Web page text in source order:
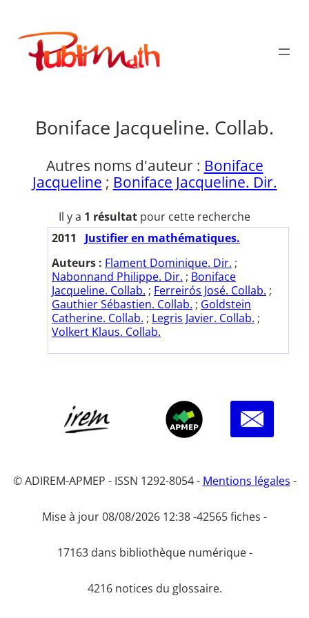
contenu
Publimath
Boniface Jacqueline. Collab.
Autres noms d'auteur : Boniface
Jacqueline ; Boniface Jacqueline. Dir.
Il y a 1 résultat pour cette recherche
2011
Justifier en mathématiques.
Auteurs : Flament Dominique. Dir. ;
Nabonnand Philippe. Dir. ; Boniface
Jacqueline. Collab. ; Ferreirós José. Collab. ;
Gauthier Sébastien. Collab. ; Goldstein
Catherine. Collab. ; Legris Javier. Collab. ;
Volkert Klaus. Collab.
© ADIREM-APMEP - ISSN 1292-8054 - Mentions légales -
Mise à jour 08/08/2026 12:38 -42565 fiches -
17163 dans bibliothèque numérique -
4216 notices du glossaire.